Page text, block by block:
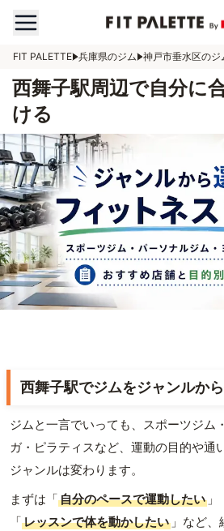
FIT PALETTE 兵庫県のジム 神戸市垂水区のジ
西舞子駅周辺で自分に
ける
西舞子駅でジムをジャンルか
ジムと一言でいっても、スポーツジム
ガ・ピラティスなど、運動の目的や通
ジャンルは変わります。
まずは「自分のペースで運動したい 」
「レッスンで体を動かしたい 」など